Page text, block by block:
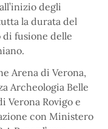
degli
la durata del
di fusione delle
Arena di Verona,
Archeologia Belle
Verona Rovigo e
con Ministero